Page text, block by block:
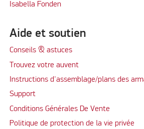
Isabella Fonden
Aide et soutien
Conseils & astuces
Trouvez votre auvent
Instructions d'assemblage/plans des
Support
Conditions Générales De Vente
Politique de protection de la vie privée